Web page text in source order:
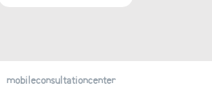
mobileconsultationcenter